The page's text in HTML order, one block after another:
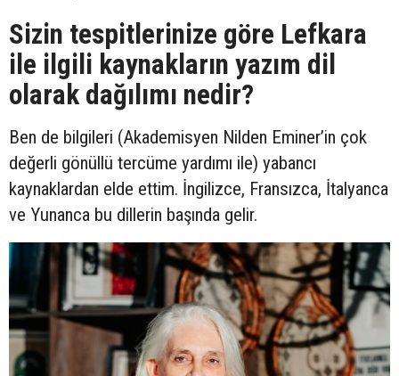
Sizin tespitlerinize göre Lefkara
ile ilgili kaynakların yazım dil
olarak dağılımı nedir?
Ben de bilgileri (Akademisyen Nilden Eminer’in çok
değerli gönüllü tercüme yardımı ile) yabancı
kaynaklardan elde ettim. İngilizce, Fransızca, İtalyanca
ve Yunanca bu dillerin başında gelir.